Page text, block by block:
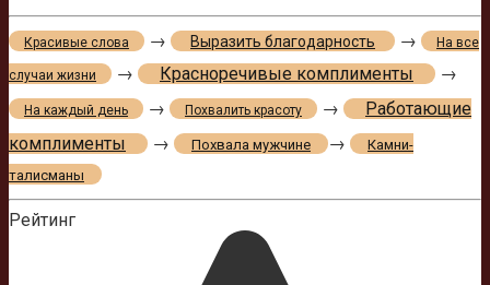
Красивые слова → Выразить благодарность → На все
случаи жизни → Красноречивые комплименты →
На каждый день → Похвалить красоту →
Работающие
комплименты
→ Похвала мужчине →
Камни-
талисманы
Рейтинг